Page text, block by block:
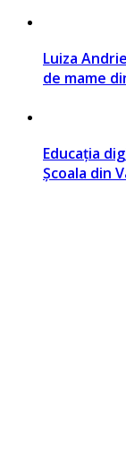
Luiza
de mame
Educația
Școala din